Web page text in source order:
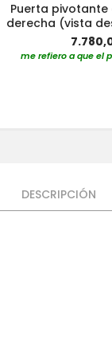
Puerta
derecha (vista
me refiero a que el
DESCRIPCIÓN